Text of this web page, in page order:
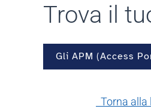
Trova il
Gli APM (Access
Torna alla